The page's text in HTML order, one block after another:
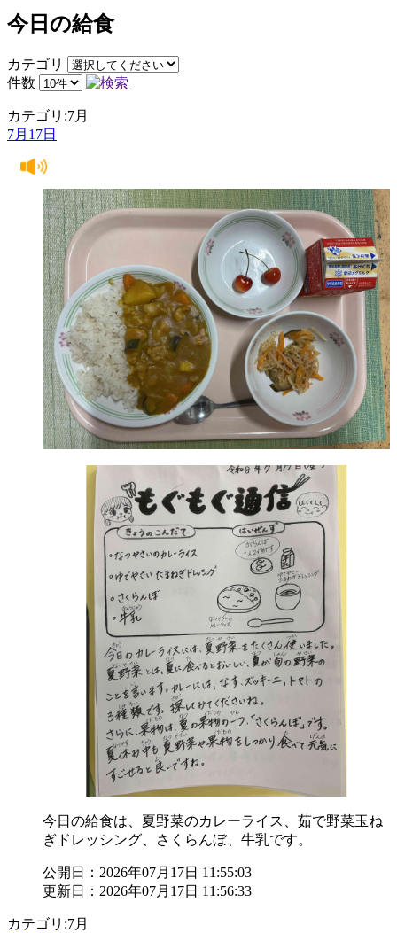
今日の給食
カテゴリ
件数
カテゴリ:7月
7月17日
今日の給食は、夏野菜のカレーライス、茹で野菜玉ね
ぎドレッシング、さくらんぼ、牛乳です。
公開日：2026年07月17日 11:55:03
更新日：2026年07月17日 11:56:33
カテゴリ:7月